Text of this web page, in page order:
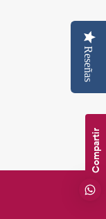
Reseñas
Compartir